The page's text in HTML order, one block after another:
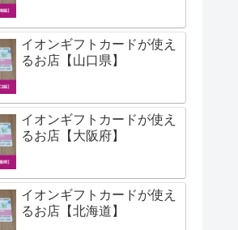
イオンギフトカードが使え
るお店【山口県】
イオンギフトカードが使え
るお店【大阪府】
イオンギフトカードが使え
るお店【北海道】